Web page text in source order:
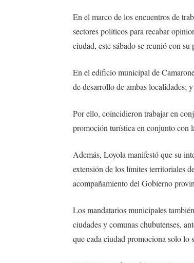
En el marco de los encuentros de
sectores políticos para recabar
ciudad, este sábado se reunió con
En el edificio municipal de
de desarrollo de ambas localidades;
Por ello, coincidieron trabajar en
promoción turística en conjunto con
Además, Loyola manifestó que su
extensión de los límites territoriales
acompañamiento del Gobierno
Los mandatarios municipales
ciudades y comunas chubutenses,
que cada ciudad promociona solo lo